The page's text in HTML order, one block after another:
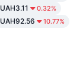
UAH3.11 0.32%
UAH92.56 10.77%